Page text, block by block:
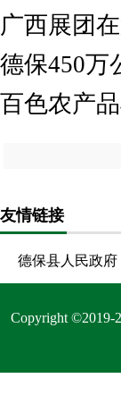
广西展团
德保450万
百色农产
友情链接
德保县人民政府
Copyright ©2019-